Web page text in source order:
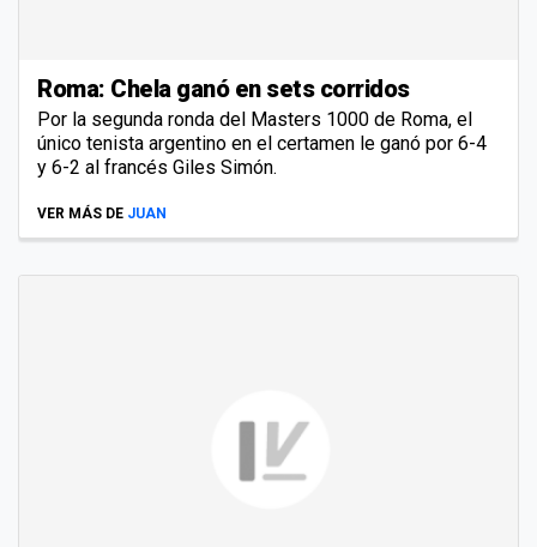
Roma: Chela ganó en sets corridos
Por la segunda ronda del Masters 1000 de Roma, el
único tenista argentino en el certamen le ganó por 6-4
y 6-2 al francés Giles Simón.
VER MÁS DE JUAN